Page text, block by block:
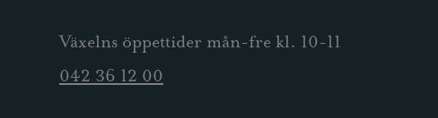
Växelns öppettider mån-fre kl. 10-11
042 36 12 00